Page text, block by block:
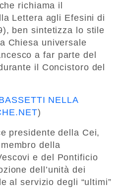
richiama il
Lettera agli Efesini di
ben sintetizza lo stile
Chiesa universale
a far parte del
il Concistoro del
NELLA
)
presidente della Cei,
della
e del Pontificio
dell’unità dei
al servizio degli “ultimi”